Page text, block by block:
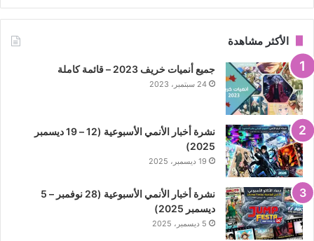
الأكثر مشاهدة
جميع أنميات خريف 2023 – قائمة كاملة
24 سبتمبر، 2023
نشرة أخبار الأنمي الأسبوعية (12 – 19 ديسمبر
2025)
19 ديسمبر، 2025
نشرة أخبار الأنمي الأسبوعية (28 نوفمبر – 5
ديسمبر 2025)
5 ديسمبر، 2025